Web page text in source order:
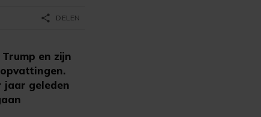
en zijn
jaar geleden
share DELEN